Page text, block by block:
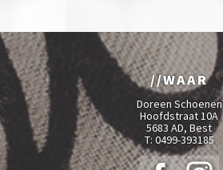
WAAR
Doreen Schoenen
Hoofdstraat 10A
5683 AD, Best
T: 0499-393185